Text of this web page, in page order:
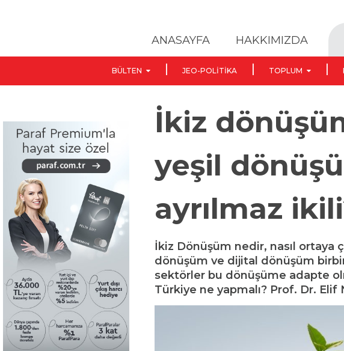
ANASAYFA HAKKIMIZDA
BÜLTEN JEO-POLITIKA TOPLUM
İkiz
yeşil
ayrılmaz
İkiz Dönüşüm nedir, nasıl ortaya
dönüşüm ve dijital dönüşüm
sektörler bu dönüşüme adapte
Türkiye ne yapmalı? Prof. Dr. Elif